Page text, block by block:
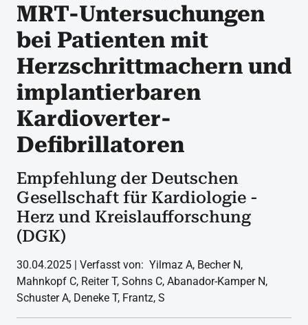
MRT-Untersuchungen
bei Patienten mit
Herzschrittmachern und
implantierbaren
Kardioverter-
Defibrillatoren
Empfehlung der Deutschen
Gesellschaft für Kardiologie -
Herz und Kreislaufforschung
(DGK)
30.04.2025 | Verfasst von: Yilmaz A, Becher N,
Mahnkopf C, Reiter T, Sohns C, Abanador-Kamper N,
Schuster A, Deneke T, Frantz, S